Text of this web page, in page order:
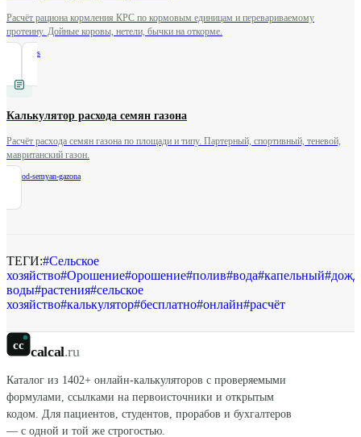
Расчёт рациона кормления КРС по кормовым единицам и перевариваемому
протеину. Дойные коровы, нетели, бычки на откорме.
racion-krs
Калькулятор расхода семян газона
Расчёт расхода семян газона по площади и типу. Партерный, спортивный, теневой,
мавританский газон.
rashod-semyan-gazona
ТЕГИ:#Сельское
хозяйство#Орошение#орошение#полив#вода#капельный#
воды#растения#сельское
хозяйство#калькулятор#бесплатно#онлайн#расчёт
cc calcal.ru
Каталог из 1402+ онлайн-калькуляторов с проверяемыми
формулами, ссылками на первоисточники и открытым
кодом. Для пациентов, студентов, прорабов и бухгалтеров
— с одной и той же строгостью.